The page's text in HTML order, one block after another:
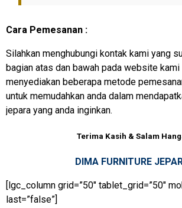
Cara Pemesanan :
Silahkan menghubungi kontak kami yang
bagian atas dan bawah pada website kami
menyediakan beberapa metode
untuk memudahkan anda dalam
jepara yang anda inginkan.
Terima Kasih & Salam
DIMA FURNITURE
[lgc_column grid=”50″ tablet_grid=”50″
last=”false”]